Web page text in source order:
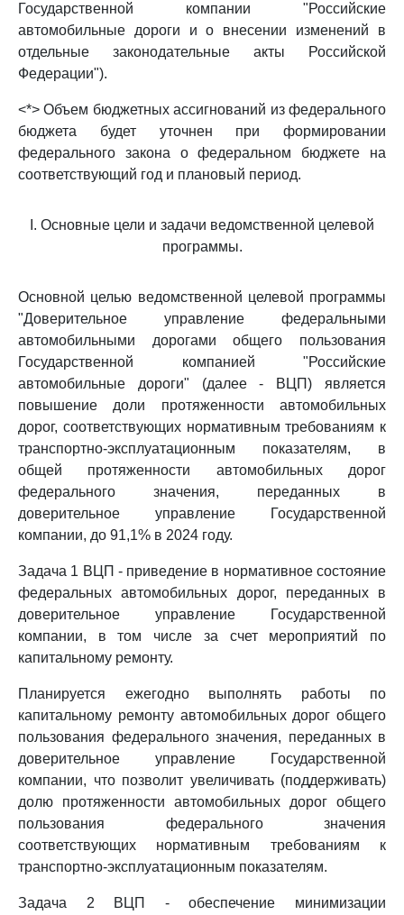
Государственной компании "Российские
автомобильные дороги и о внесении изменений в
отдельные законодательные акты Российской
Федерации").
<*> Объем бюджетных ассигнований из федерального
бюджета будет уточнен при формировании
федерального закона о федеральном бюджете на
соответствующий год и плановый период.
I. Основные цели и задачи ведомственной целевой
программы.
Основной целью ведомственной целевой программы
"Доверительное управление федеральными
автомобильными дорогами общего пользования
Государственной компанией "Российские
автомобильные дороги" (далее - ВЦП) является
повышение доли протяженности автомобильных
дорог, соответствующих нормативным требованиям к
транспортно-эксплуатационным показателям, в
общей протяженности автомобильных дорог
федерального значения, переданных в
доверительное управление Государственной
компании, до 91,1% в 2024 году.
Задача 1 ВЦП - приведение в нормативное состояние
федеральных автомобильных дорог, переданных в
доверительное управление Государственной
компании, в том числе за счет мероприятий по
капитальному ремонту.
Планируется ежегодно выполнять работы по
капитальному ремонту автомобильных дорог общего
пользования федерального значения, переданных в
доверительное управление Государственной
компании, что позволит увеличивать (поддерживать)
долю протяженности автомобильных дорог общего
пользования федерального значения
соответствующих нормативным требованиям к
транспортно-эксплуатационным показателям.
Задача 2 ВЦП - обеспечение минимизации